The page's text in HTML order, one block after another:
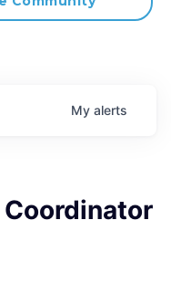
My alerts